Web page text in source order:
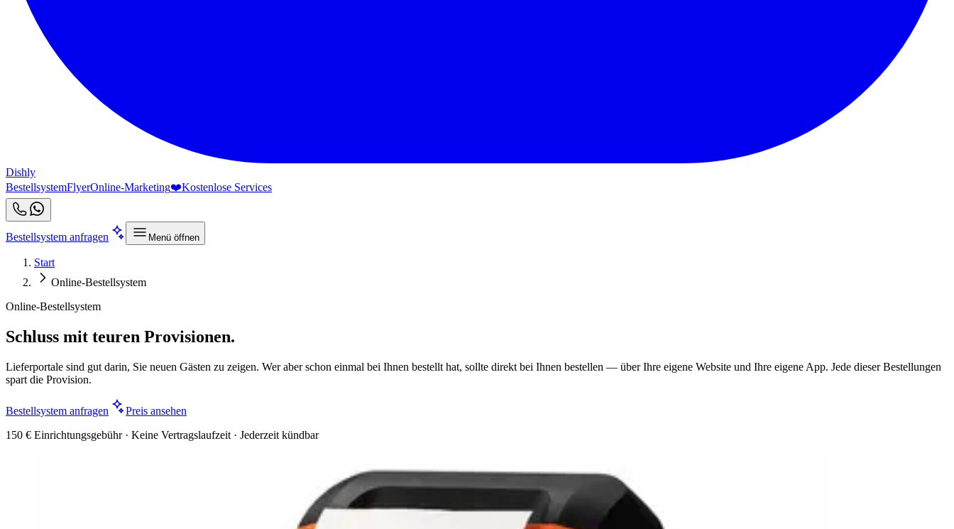
Dishly
BestellsystemFlyerOnline-Marketing❤️Kostenlose Services
Bestellsystem anfragen Menü öffnen
Start
Online-Bestellsystem
Online-Bestellsystem
Schluss mit teuren Provisionen.
Lieferportale sind gut darin, Sie neuen Gästen zu zeigen. Wer aber schon einmal bei Ihnen bestellt hat, sollte direkt bei Ihnen bestellen — über Ihre eigene Website und Ihre eigene App. Jede dieser Bestellungen
spart die Provision.
Bestellsystem anfragen
Preis ansehen
150 € Einrichtungsgebühr · Keine Vertragslaufzeit · Jederzeit kündbar